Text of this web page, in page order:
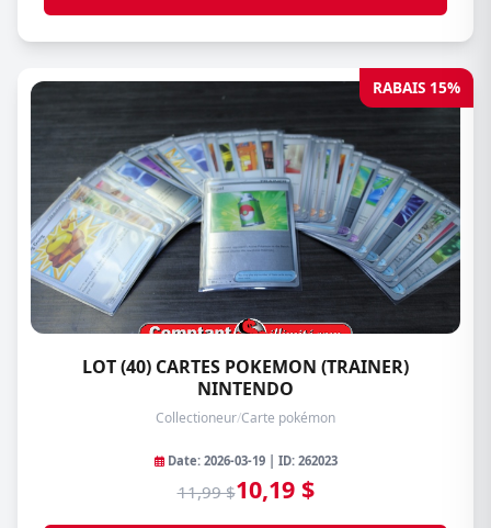
RABAIS 15%
LOT (40) CARTES POKEMON (TRAINER)
NINTENDO
Collectioneur/Carte pokémon
Date: 2026-03-19 | ID: 262023
11,99 $10,19 $